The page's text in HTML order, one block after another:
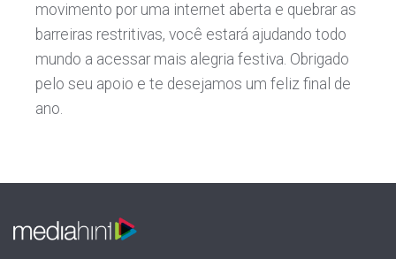
movimento por uma internet aberta e quebrar as
barreiras restritivas, você estará ajudando todo
mundo a acessar mais alegria festiva. Obrigado
pelo seu apoio e te desejamos um feliz final de
ano.